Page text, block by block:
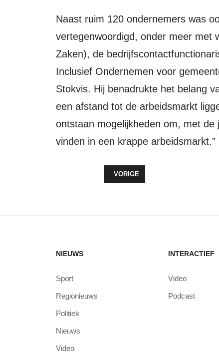
Naast ruim 120 ondernemers was ook de gemeente Zeewolde
vertegenwoordigd, onder meer met
Zaken), de
Inclusief Ondernemen voor
Stokvis. Hij benadrukte het belang
een afstand tot de arbeidsmarkt
ontstaan mogelijkheden om, met
vinden in een krappe arbeidsmarkt.”
VORIG ARTIKEL: PICOMEL
VORIGE
NIEUWS
Sport
Regionieuws
Politiek
Nieuws
Video
INTERACTIEF
Video
Podcast